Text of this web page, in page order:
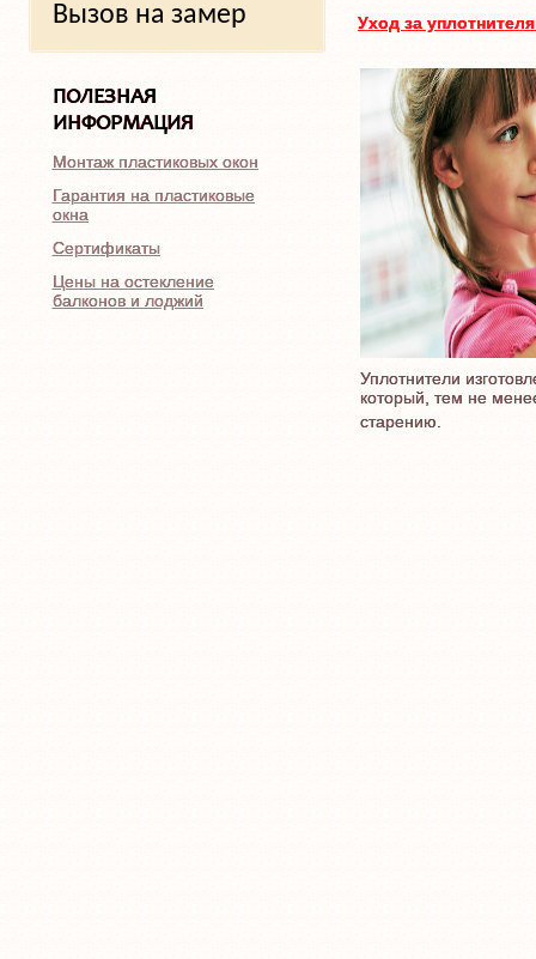
Вызов на замер
ПОЛЕЗНАЯ
ИНФОРМАЦИЯ
Монтаж пластиковых окон
Гарантия на пластиковые
окна
Сертификаты
Цены на остекление
балконов и лоджий
Уход за
Уплотнители
который, тем не
старению.